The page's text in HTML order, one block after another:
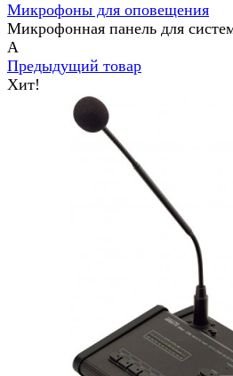
Микрофоны для оповещения
Микрофонная панель для
A
Предыдущий товар
Хит!